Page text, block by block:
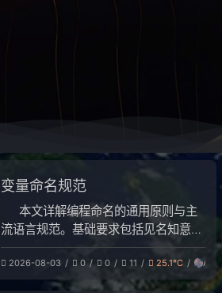
变量命名规范
本文详解编程命名的通用原则与主
流语言规范。基础要求包括见名知意、
仅限字母数字下划线及避免关键字。重
点介绍小驼峰、大驼峰与蛇形命名三种
风格：Java 变量用小驼峰、类名用大
2026-08-03 0 0 11 25.1℃ Antx